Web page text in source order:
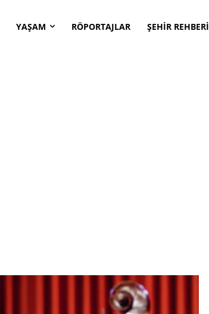
YAŞAM RÖPORTAJLAR ŞEHİR REHBERİ